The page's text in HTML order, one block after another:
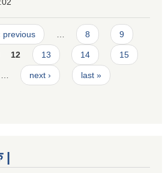
previous … 8 9
12 13 14 15
… next › last »
|